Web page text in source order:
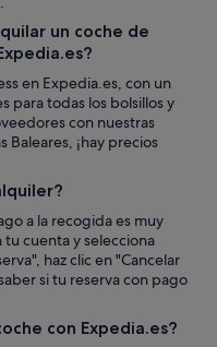
un coche de
en Expedia.es, con un
para todas los bolsillos y
con nuestras
Baleares, ¡hay precios
a la recogida es muy
tu cuenta y selecciona
haz clic en "Cancelar
si tu reserva con pago
con Expedia.es?